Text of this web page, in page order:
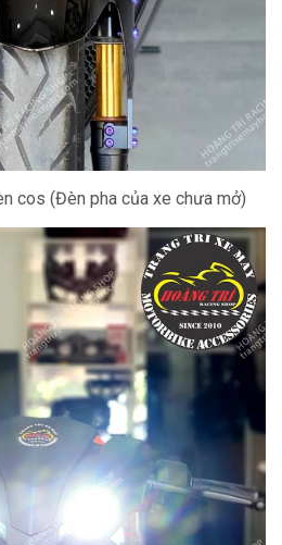
cos (Đèn pha của xe chưa mở)